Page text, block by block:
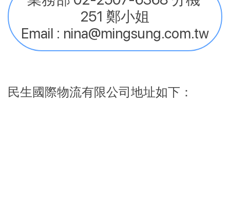
251 鄭小姐
Email : nina@mingsung.com.tw
民生國際物流有限公司地址如下：